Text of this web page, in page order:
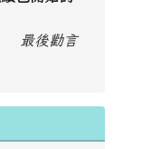
最後勸言